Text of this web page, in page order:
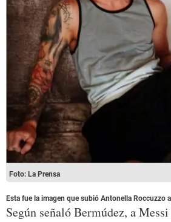
Foto: La Prensa
Esta fue la imagen que subió Antonella Roccuzzo
Según señaló Bermúdez, a